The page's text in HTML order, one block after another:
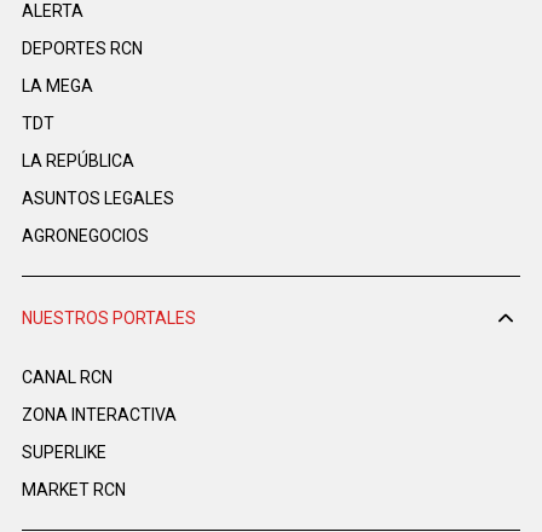
ALERTA
DEPORTES RCN
LA MEGA
TDT
LA REPÚBLICA
ASUNTOS LEGALES
AGRONEGOCIOS
NUESTROS PORTALES
CANAL RCN
ZONA INTERACTIVA
SUPERLIKE
MARKET RCN